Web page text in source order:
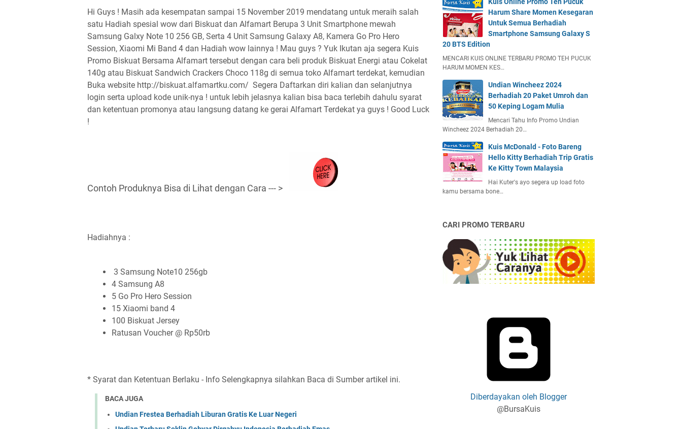
Hi Guys ! Masih ada kesempatan sampai 15 November 2019 mendatang untuk meraih salah
satu Hadiah spesial wow dari Biskuat dan Alfamart Berupa 3 Unit Smartphone mewah
Samsung Galxy Note 10 256 GB, Serta 4 Unit Samsung Galaxy A8, Kamera Go Pro Hero
Session, Xiaomi Mi Band 4 dan Hadiah wow lainnya ! Mau guys ? Yuk Ikutan aja segera Kuis
Promo Biskuat Bersama Alfamart tersebut dengan cara beli produk Biskuat Energi atau Cokelat
140g atau Biskuat Sandwich Crackers Choco 118g di semua toko Alfamart terdekat, kemudian
Buka website http://biskuat.alfamartku.com/ Segera Daftarkan diri kalian dan selanjutnya
login serta upload kode unik-nya ! untuk lebih jelasnya kalian bisa baca terlebih dahulu syarat
dan ketentuan promonya atau langsung datang ke gerai Alfamart Terdekat ya guys ! Good Luck
!
Contoh Produknya Bisa di Lihat dengan Cara --- >
Hadiahnya :
3 Samsung Note10 256gb
4 Samsung A8
5 Go Pro Hero Session
15 Xiaomi band 4
100 Biskuat Jersey
Ratusan Voucher @ Rp50rb
* Syarat dan Ketentuan Berlaku - Info Selengkapnya silahkan Baca di Sumber artikel ini.
BACA JUGA
Undian Frestea Berhadiah Liburan Gratis Ke Luar Negeri
Harum Share Momen Kesegaran
Untuk Semua Berhadiah
Smartphone Samsung Galaxy S
20 BTS Edition
MENCARI KUIS ONLINE TERBARU PROMO TEH PUCUK
HARUM MOMEN KES…
Undian Wincheez 2024
Berhadiah 20 Paket Umroh dan
50 Keping Logam Mulia
Mencari Tahu Info Promo Undian
Wincheez 2024 Berhadiah 20…
Kuis McDonald - Foto Bareng
Hello Kitty Berhadiah Trip Gratis
Ke Kitty Town Malaysia
Hai Kuter's ayo segera up load foto
kamu bersama bone…
CARI PROMO TERBARU
Diberdayakan oleh Blogger
@BursaKuis